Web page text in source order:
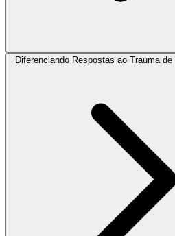
Diferenciando Respostas ao Trauma